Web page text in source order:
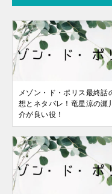
メゾン・ド・ポリス最終話
想とネタバレ！竜星涼の瀬
介が良い役！